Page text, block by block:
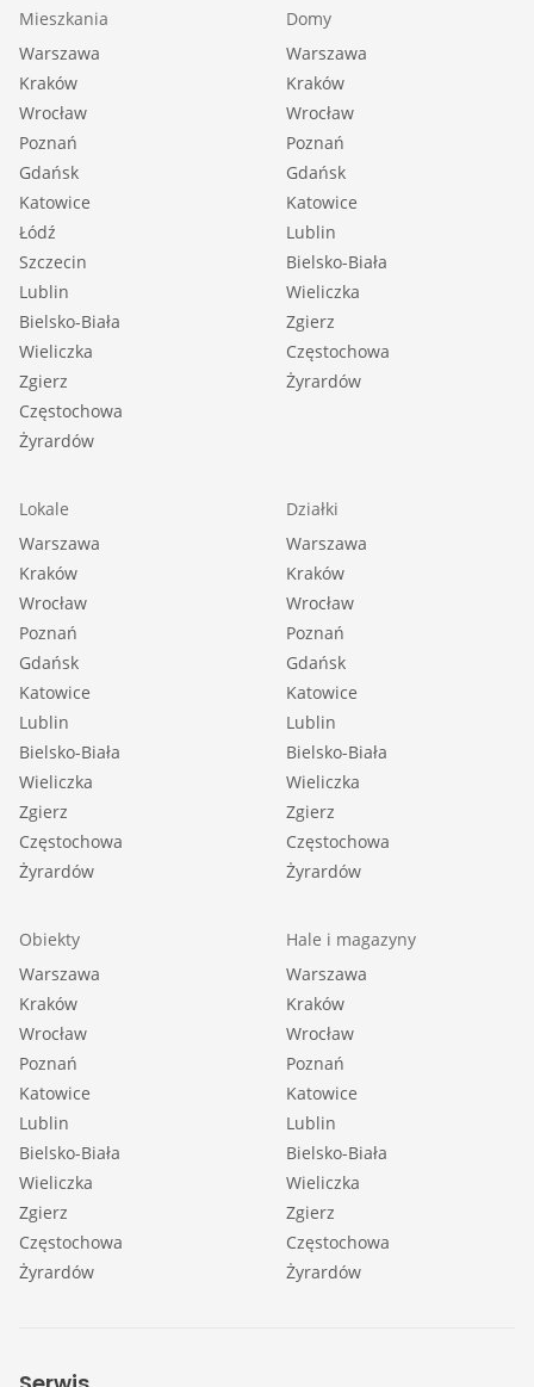
Mieszkania
Warszawa
Kraków
Wrocław
Poznań
Gdańsk
Katowice
Łódź
Szczecin
Lublin
Bielsko-Biała
Wieliczka
Zgierz
Częstochowa
Żyrardów
Domy
Warszawa
Kraków
Wrocław
Poznań
Gdańsk
Katowice
Lublin
Bielsko-Biała
Wieliczka
Zgierz
Częstochowa
Żyrardów
Lokale
Warszawa
Kraków
Wrocław
Poznań
Gdańsk
Katowice
Lublin
Bielsko-Biała
Wieliczka
Zgierz
Częstochowa
Żyrardów
Działki
Warszawa
Kraków
Wrocław
Poznań
Gdańsk
Katowice
Lublin
Bielsko-Biała
Wieliczka
Zgierz
Częstochowa
Żyrardów
Obiekty
Warszawa
Kraków
Wrocław
Poznań
Katowice
Lublin
Bielsko-Biała
Wieliczka
Zgierz
Częstochowa
Żyrardów
Hale i magazyny
Warszawa
Kraków
Wrocław
Poznań
Katowice
Lublin
Bielsko-Biała
Wieliczka
Zgierz
Częstochowa
Żyrardów